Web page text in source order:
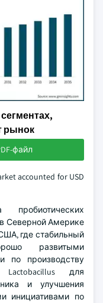
рынок
файл
accounted for USD
Северной Америке
где стабильный
развитыми
по производству
для
и улучшения
инициативами по